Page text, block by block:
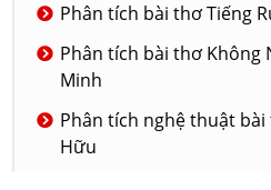
Phân tích bài thơ Tiếng
Phân tích bài thơ Không
Minh
Phân tích nghệ thuật bài
Hữu